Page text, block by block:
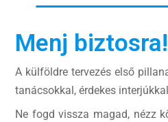
Menj biztosra!
A külföldre tervezés első
tanácsokkal, érdekes
Ne fogd vissza magad, nézz